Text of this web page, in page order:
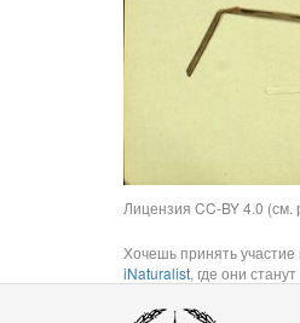
Лицензия CC-BY 4.0 (см.
Хочешь принять
iNaturalist, где они